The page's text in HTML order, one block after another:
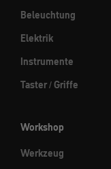
Beleuchtung
Elektrik
Instrumente
Taster / Griffe
Workshop
Werkzeug